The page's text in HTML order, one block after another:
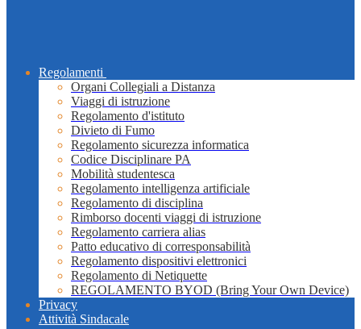
Regolamenti
Organi Collegiali a Distanza
Viaggi di istruzione
Regolamento d'istituto
Divieto di Fumo
Regolamento sicurezza informatica
Codice Disciplinare PA
Mobilità studentesca
Regolamento intelligenza artificiale
Regolamento di disciplina
Rimborso docenti viaggi di istruzione
Regolamento carriera alias
Patto educativo di corresponsabilità
Regolamento dispositivi elettronici
Regolamento di Netiquette
REGOLAMENTO BYOD (Bring Your Own Device)
Privacy
Attività Sindacale